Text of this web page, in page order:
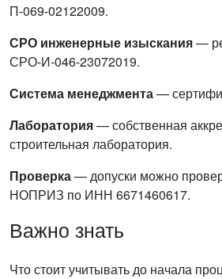
П-069-02122009.
СРО инженерные изыскания—
СРО-И-046-23072019.
Система менеджмента—
Лаборатория— собственная
строительная лаборатория.
Проверка— допуски можно
НОПРИЗ по ИНН 6671460617.
Важно знать
Что стоит учитывать до начала